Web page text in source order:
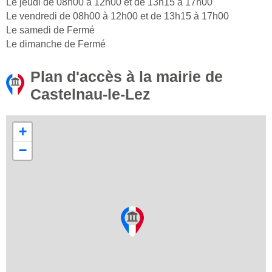
Le jeudi de 08h00 à 12h00 et de 13h15 à 17h00
Le vendredi de 08h00 à 12h00 et de 13h15 à 17h00
Le samedi de Fermé
Le dimanche de Fermé
Plan d'accès à la mairie de
Castelnau-le-Lez
+
−